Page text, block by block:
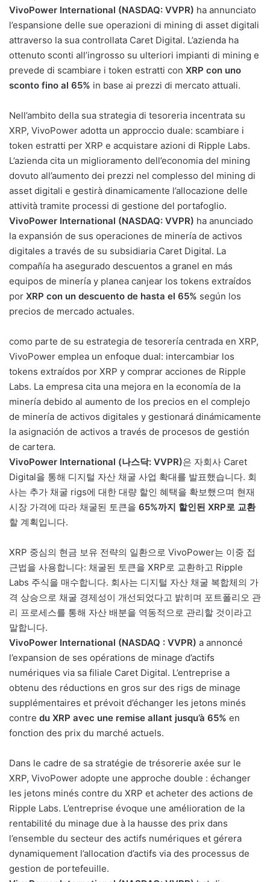
VivoPower International (NASDAQ: VVPR) ha annunciato
l’espansione delle sue operazioni di mining di asset digitali
attraverso la sua controllata Caret Digital. L’azienda ha
ottenuto sconti all’ingrosso su ulteriori impianti di mining e
prevede di scambiare i token estratti con XRP con uno
sconto fino al 65% in base ai prezzi di mercato attuali.
Nell’ambito della sua strategia di tesoreria incentrata su
XRP, VivoPower adotta un approccio duale: scambiare i
token estratti per XRP e acquistare azioni di Ripple Labs.
L’azienda cita un miglioramento dell’economia del mining
dovuto all’aumento dei prezzi nel complesso del mining di
asset digitali e gestirà dinamicamente l’allocazione delle
attività tramite processi di gestione del portafoglio.
VivoPower International (NASDAQ: VVPR) ha anunciado
la expansión de sus operaciones de minería de activos
digitales a través de su subsidiaria Caret Digital. La
compañía ha asegurado descuentos a granel en más
equipos de minería y planea canjear los tokens extraídos
por XRP con un descuento de hasta el 65% según los
precios de mercado actuales.
como parte de su estrategia de tesorería centrada en XRP,
VivoPower emplea un enfoque dual: intercambiar los
tokens extraídos por XRP y comprar acciones de Ripple
Labs. La empresa cita una mejora en la economía de la
minería debido al aumento de los precios en el complejo
de minería de activos digitales y gestionará dinámicamente
la asignación de activos a través de procesos de gestión
de cartera.
VivoPower International (나스닥: VVPR)은 자회사 Caret
Digital을 통해 디지털 자산 채굴 사업 확대를 발표했습니다. 회
사는 추가 채굴 rigs에 대한 대량 할인 혜택을 확보했으며 현재
시장 가격에 따라 채굴된 토큰을 65%까지 할인된 XRP로 교환
할 계획입니다.
XRP 중심의 현금 보유 전략의 일환으로 VivoPower는 이중 접
근법을 사용합니다: 채굴된 토큰을 XRP로 교환하고 Ripple
Labs 주식을 매수합니다. 회사는 디지털 자산 채굴 복합체의 가
격 상승으로 채굴 경제성이 개선되었다고 밝히며 포트폴리오 관
리 프로세스를 통해 자산 배분을 역동적으로 관리할 것이라고
말합니다.
VivoPower International (NASDAQ : VVPR) a annoncé
l’expansion de ses opérations de minage d’actifs
numériques via sa filiale Caret Digital. L’entreprise a
obtenu des réductions en gros sur des rigs de minage
supplémentaires et prévoit d’échanger les jetons minés
contre du XRP avec une remise allant jusqu’à 65% en
fonction des prix du marché actuels.
Dans le cadre de sa stratégie de trésorerie axée sur le
XRP, VivoPower adopte une approche double : échanger
les jetons minés contre du XRP et acheter des actions de
Ripple Labs. L’entreprise évoque une amélioration de la
rentabilité du minage due à la hausse des prix dans
l’ensemble du secteur des actifs numériques et gérera
dynamiquement l’allocation d’actifs via des processus de
gestion de portefeuille.